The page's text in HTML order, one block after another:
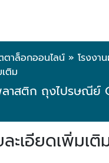
ตาล็อกออนไลน์ » โรงงา
ติม
าสติก ถุงไปรษณีย์
ะเอียดเพิ่มเติ